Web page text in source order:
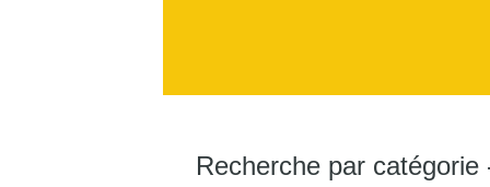
Recherche par catégorie